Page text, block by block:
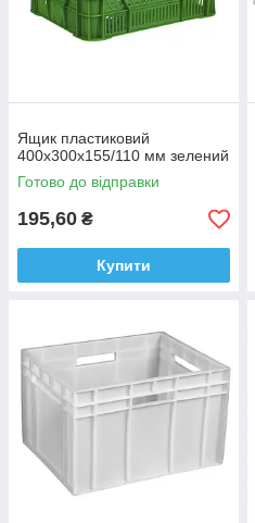
Ящик пластиковий
400х300х155/110 мм зелений
Готово до відправки
195,60 ₴
Купити